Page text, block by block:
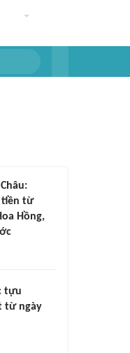
tiền từ
Hồng,
tựu
từ ngày